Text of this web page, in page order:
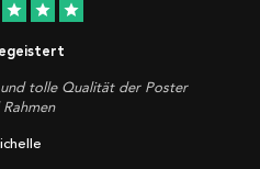
star star star
und tolle Qualität der Poster